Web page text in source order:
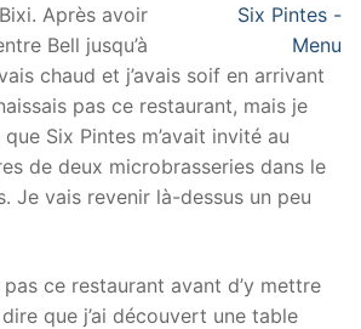
Après avoir
Bell jusqu’à
chaud et j’avais soif en arrivant
pas ce restaurant, mais je
Six Pintes m’avait invité au
de deux microbrasseries dans le
Je vais revenir là-dessus un peu
ce restaurant avant d’y mettre
que j’ai découvert une table